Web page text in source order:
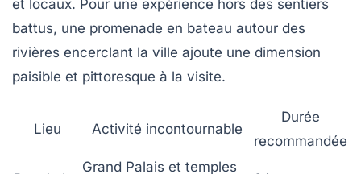
et locaux. Pour une expérience hors des sentiers
battus, une promenade en bateau autour des
rivières encerclant la ville ajoute une dimension
paisible et pittoresque à la visite.
Lieu Activité incontournable
Durée
recommandée
Grand Palais et temples